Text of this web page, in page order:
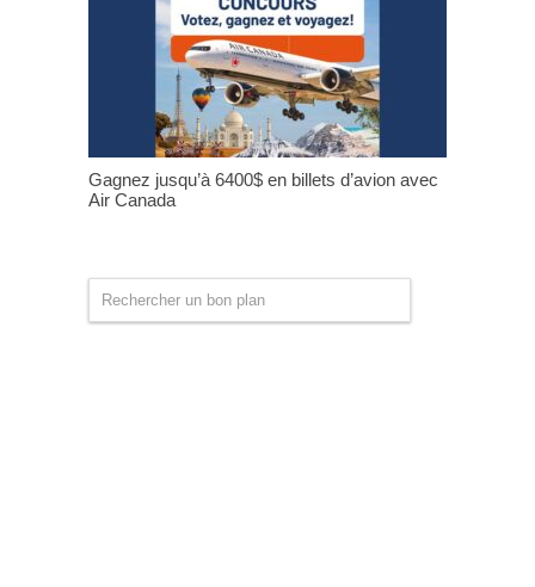
Gagnez jusqu’à 6400$ en billets d’avion avec
Air Canada